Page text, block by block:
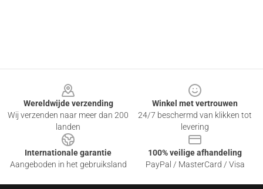
Wereldwijde verzending
Wij verzenden naar meer dan 200
landen
Winkel met vertrouwen
24/7 beschermd van klikken tot
levering
Internationale garantie
Aangeboden in het gebruiksland
100% veilige afhandeling
PayPal / MasterCard / Visa